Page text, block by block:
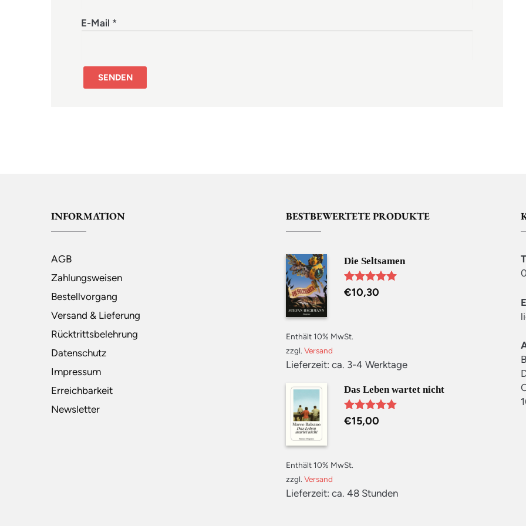
E-Mail *
INFORMATION
AGB
Zahlungsweisen
Bestellvorgang
Versand & Lieferung
Rücktrittsbelehrung
Datenschutz
Impressum
Erreichbarkeit
Newsletter
BESTBEWERTETE PRODUKTE
Die Seltsamen
Bewertet mit
€10,30
Enthält 10% MwSt.
zzgl. Versand
Lieferzeit: ca. 3-4 Werktage
Das Leben wartet nicht
Bewertet mit
€15,00
Enthält 10% MwSt.
zzgl. Versand
Lieferzeit: ca. 48 Stunden